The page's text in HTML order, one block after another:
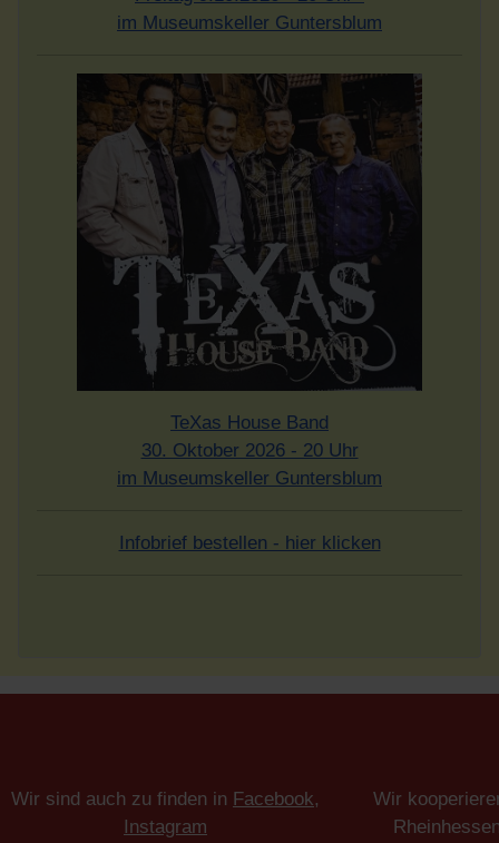
im Museumskeller Guntersblum
TeXas House Band
30. Oktober 2026 - 20 Uhr
im Museumskeller Guntersblum
Infobrief bestellen - hier klicken
Wir sind auch zu finden in Facebook,
Instagram
Wir